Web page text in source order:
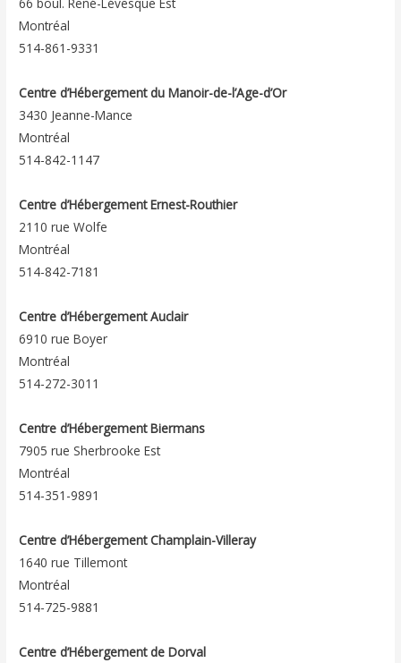
Montréal
514-861-9331
Centre d’Hébergement du Manoir-de-l’Age-d’Or
3430 Jeanne-Mance
Montréal
514-842-1147
Centre d’Hébergement Ernest-Routhier
2110 rue Wolfe
Montréal
514-842-7181
Centre d’Hébergement Auclair
6910 rue Boyer
Montréal
514-272-3011
Centre d’Hébergement Biermans
7905 rue Sherbrooke Est
Montréal
514-351-9891
Centre d’Hébergement Champlain-Villeray
1640 rue Tillemont
Montréal
514-725-9881
Centre d’Hébergement de Dorval